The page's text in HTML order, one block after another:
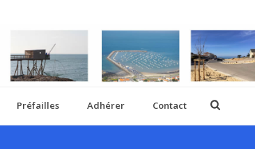
Préfailles Adhérer Contact